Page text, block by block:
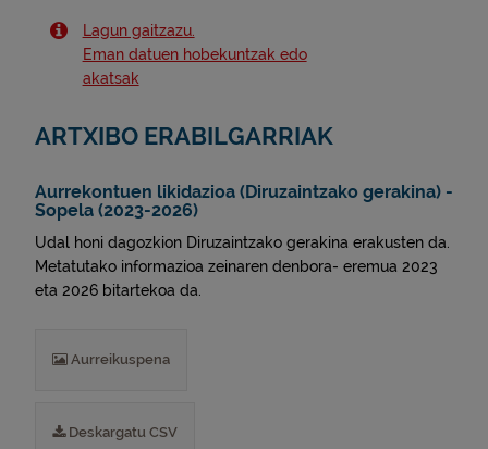
Lagun gaitzazu.
Eman datuen hobekuntzak edo
akatsak
ARTXIBO ERABILGARRIAK
Aurrekontuen likidazioa (Diruzaintzako gerakina) -
Sopela (2023-2026)
Udal honi dagozkion Diruzaintzako gerakina erakusten da.
Metatutako informazioa zeinaren denbora- eremua 2023
eta 2026 bitartekoa da.
Aurreikuspena
Deskargatu CSV